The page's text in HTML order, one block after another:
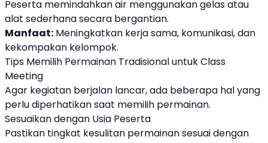
Peserta memindahkan air menggunakan gelas atau
alat sederhana secara bergantian.
Manfaat: Meningkatkan kerja sama, komunikasi, dan
kekompakan kelompok.
Tips Memilih Permainan Tradisional untuk Class
Meeting
Agar kegiatan berjalan lancar, ada beberapa hal yang
perlu diperhatikan saat memilih permainan.
Sesuaikan dengan Usia Peserta
Pastikan tingkat kesulitan permainan sesuai dengan